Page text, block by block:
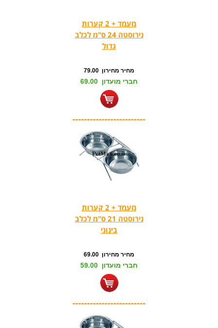
מעמד + 2 קערות
נירוסטה 24 ס"מ לכלב
גדול
מחיר מחירון 79.00
חברי מועדון 69.00
-------------------------
מעמד + 2 קערות
נירוסטה 21 ס"מ לכלב
בינוני
מחיר מחירון 69.00
חברי מועדון 59.00
-------------------------